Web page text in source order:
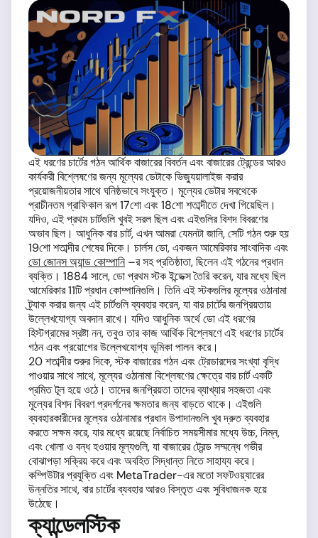
এই ধরণের চার্টের গঠন আর্থিক বাজারের বিবর্তন এবং বাজারের ট্রেন্ডের আরও
কার্যকরী বিশ্লেষণের জন্য মূল্যের ডেটাকে ভিজ্যুয়ালাইজ করার
প্রয়োজনীয়তার সাথে ঘনিষ্ঠভাবে সংযুক্ত। মূল্যের ডেটার সবথেকে
প্রাচীনতম গ্রাফিকাল রূপ 17শো এবং 18শো শতাব্দীতে দেখা গিয়েছিল।
যদিও, এই প্রথম চার্টগুলি খুবই সরল ছিল এবং এইগুলির বিশদ বিবরণের
অভাব ছিল। আধুনিক বার চার্ট, এখন আমরা যেমনটা জানি, সেটি গঠন শুরু হয়
19শো শতাব্দীর শেষের দিকে। চার্লস ডো, একজন আমেরিকার সাংবাদিক এবং
ডো জোনস অ্যান্ড কোম্পানি–র সহ প্রতিষ্ঠাতা, ছিলেন এই গঠনের প্রধান
ব্যক্তি। 1884 সালে, ডো প্রথম স্টক ইন্ডেক্স তৈরি করেন, যার মধ্যে ছিল
আমেরিকার 11টি প্রধান কোম্পানিগুলি। তিনি এই স্টকগুলির মূল্যের ওঠানামা
ট্র্যাক করার জন্য এই চার্টগুলি ব্যবহার করেন, যা বার চার্টের জনপ্রিয়তায়
উল্লেখযোগ্য অবদান রাখে। যদিও আধুনিক অর্থে ডো এই ধরণের
হিস্টগ্রামের স্রষ্টা নন, তবুও তার কাজ আর্থিক বিশ্লেষণে এই ধরণের চার্টের
গঠন এবং প্রয়োগের উল্লেখযোগ্য ভূমিকা পালন করে।
20 শতাব্দীর শুরুর দিকে, স্টক বাজারের গঠন এবং ট্রেডারদের সংখ্যা বৃদ্ধি
পাওয়ার সাথে সাথে, মূল্যের ওঠানামা বিশ্লেষণের ক্ষেত্রে বার চার্ট একটি
প্রমিত টূল হয়ে ওঠে। তাদের জনপ্রিয়তা তাদের ব্যাখ্যার সহজতা এবং
মূল্যের বিশদ বিবরণ প্রদর্শনের ক্ষমতার জন্য বাড়তে থাকে। এইগুলি
ব্যবহারকারীদের মূল্যের ওঠানামার প্রধান উপাদানগুলি খুব দ্রুত ব্যবহার
করতে সক্ষম করে, যার মধ্যে রয়েছে নির্বাচিত সময়সীমার মধ্যে উচ্চ, নিম্ন,
এবং খোলা ও বন্ধ হওয়ার মূল্যগুলি, যা বাজারের ট্রেন্ড সম্মন্ধে গভীর
বোঝাপড়া সক্রিয় করে এবং অবহিত সিদ্ধান্ত নিতে সাহায্য করে।
কম্পিউটার প্রযুক্তি এবং MetaTrader-এর মতো সফটওয়্যারের
উন্নতির সাথে, বার চার্টের ব্যবহার আরও বিস্তৃত এবং সুবিধাজনক হয়ে
উঠেছে।
ক্যান্ডেলস্টিক